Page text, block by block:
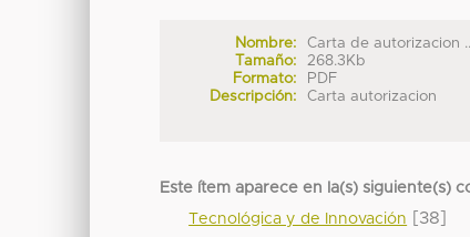
Nombre:
Carta de autorizacion
Tamaño:
268.3Kb
Formato:
PDF
Descripción:
Carta autorizacion
Este ítem aparece en la(s) siguiente(s)
Tecnológica y de Innovación
[38]